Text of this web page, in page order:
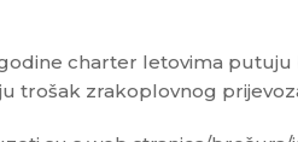
charter letovima putuju
trošak zrakoplovnog